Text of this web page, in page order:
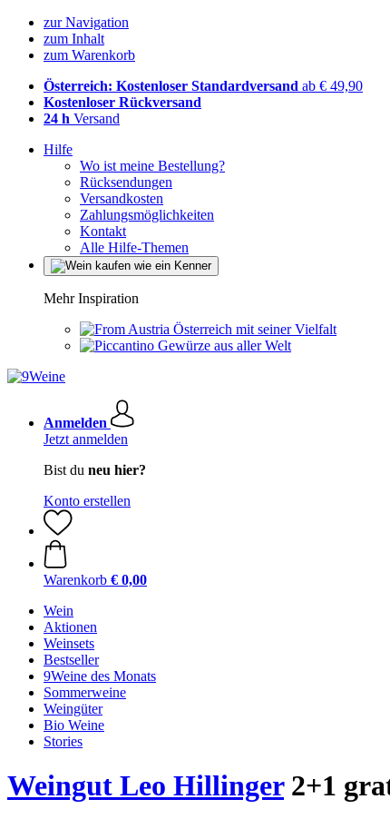
zur Navigation
zum Inhalt
zum Warenkorb
Österreich: Kostenloser Standardversand ab € 49,90
Kostenloser Rückversand
24 h Versand
Hilfe
Wo ist meine Bestellung?
Rücksendungen
Versandkosten
Zahlungsmöglichkeiten
Kontakt
Alle Hilfe-Themen
Mehr Inspiration
Österreich mit seiner Vielfalt
Gewürze aus aller Welt
Anmelden
Jetzt anmelden
Bist du neu hier?
Konto erstellen
Warenkorb € 0,00
Wein
Aktionen
Weinsets
Bestseller
9Weine des Monats
Sommerweine
Weingüter
Bio Weine
Stories
Weingut Leo Hillinger2+1